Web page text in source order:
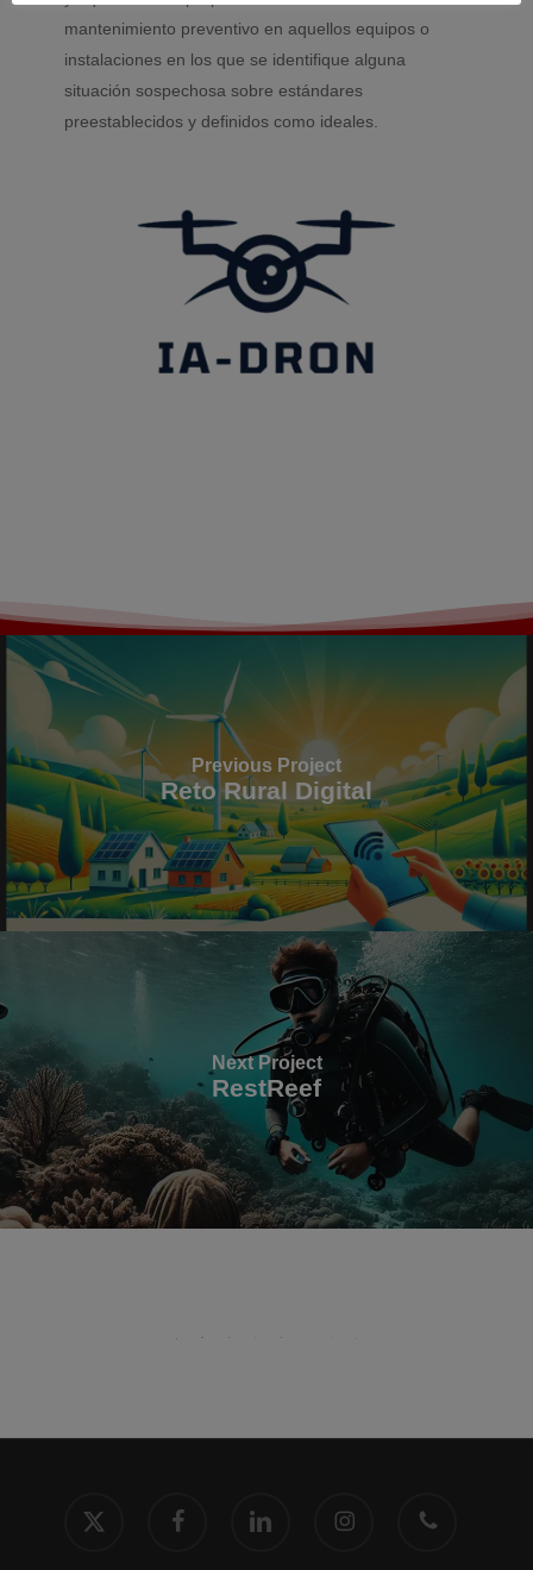
mantenimiento preventivo en aquellos equipos o
instalaciones en los que se identifique alguna
situación sospechosa sobre estándares
preestablecidos y definidos como ideales.
Previous Project
Reto Rural Digital
Next Project
RestReef
twitter